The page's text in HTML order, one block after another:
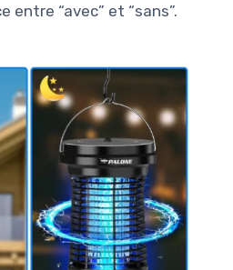
entre “avec” et “sans”.